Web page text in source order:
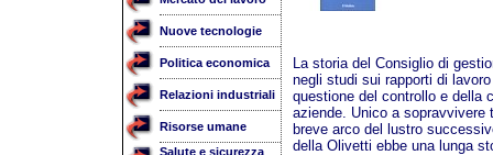
Nuove tecnologie
Politica economica
Relazioni industriali
Risorse umane
Salute e sicurezza
La storia del Consiglio di
negli studi sui rapporti di
questione del controllo e della
aziende. Unico a
breve arco del lustro
della Olivetti ebbe una lunga